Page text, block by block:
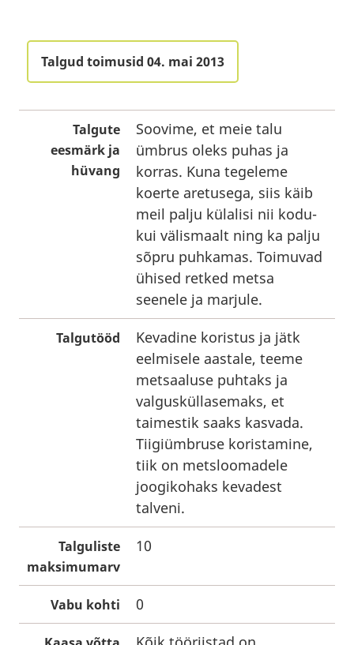
Talgud toimusid 04. mai 2013
Talgute
eesmärk ja
hüvang
Soovime, et meie talu
ümbrus oleks puhas ja
korras. Kuna tegeleme
koerte aretusega, siis käib
meil palju külalisi nii kodu-
kui välismaalt ning ka palju
sõpru puhkamas. Toimuvad
ühised retked metsa
seenele ja marjule.
Talgutööd
Kevadine koristus ja jätk
eelmisele aastale, teeme
metsaaluse puhtaks ja
valgusküllasemaks, et
taimestik saaks kasvada.
Tiigiümbruse koristamine,
tiik on metsloomadele
joogikohaks kevadest
talveni.
Talguliste
maksimumarv
10
Vabu kohti 0